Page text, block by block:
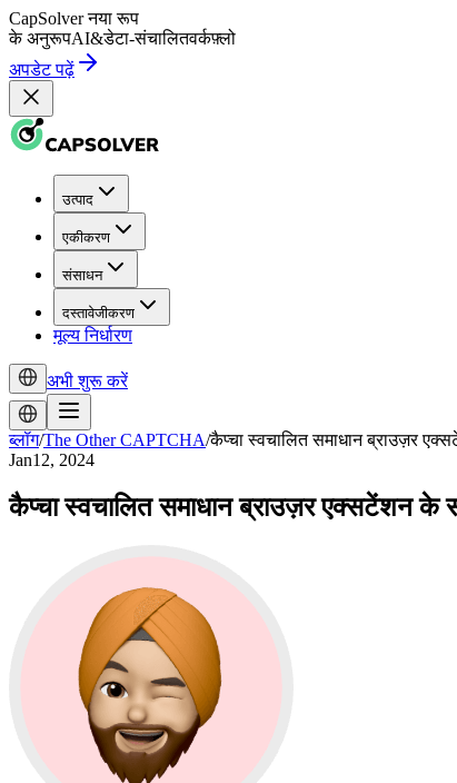
CapSolver नया रूप
के अनुरूपAI&डेटा-संचालितवर्कफ़्लो
अपडेट पढ़ें
उत्पाद
एकीकरण
संसाधन
दस्तावेजीकरण
मूल्य निर्धारण
अभी शुरू करें
ब्लॉग/The Other CAPTCHA/कैप्चा स्वचालित समाधान ब्राउज़र
Jan12, 2024
कैप्चा स्वचालित समाधान ब्राउज़र एक्सटेंशन के